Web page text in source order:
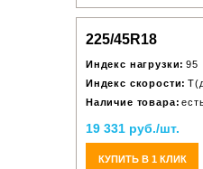
225/45R18
Индекс нагрузки: 95
Индекс скорости:
Наличие товара:
19 331 руб./шт.
КУПИТЬ В 1 КЛИК